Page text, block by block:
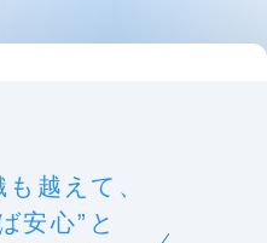
も越えて、
安心”と